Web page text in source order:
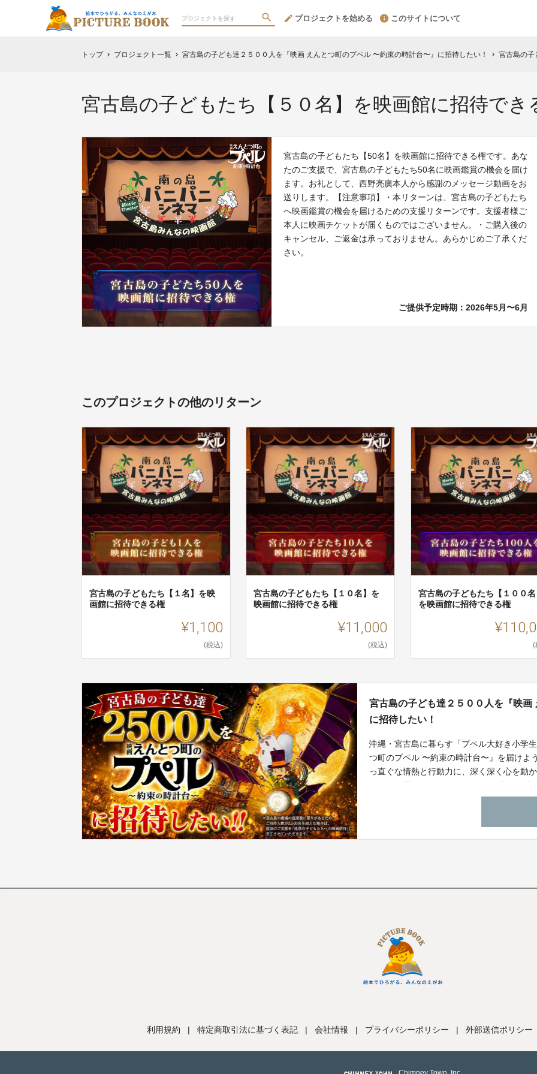
プロジェクトを始める このサイトについて
トップ chevron_right プロジェクト一覧 chevron_right 宮古島の子ども達２５００人を『映画 えんとつ町のプペル 〜約束の時計台〜』に招待したい！ chevron_right 宮古島の子
宮古島の子どもたち【５０名】を映画館に招待でき
宮古島の子どもたち【50名】を映画館に招待できる権です。あな
たのご支援で、宮古島の子どもたち50名に映画鑑賞の機会を届け
ます。お礼として、西野亮廣本人から感謝のメッセージ動画をお
送りします。【注意事項】・本リターンは、宮古島の子どもたち
へ映画鑑賞の機会を届けるための支援リターンです。支援者様ご
本人に映画チケットが届くものではございません。・ご購入後の
キャンセル、ご返金は承っておりません。あらかじめご了承くだ
さい。
ご提供予定時期：2026年5月〜6月
このプロジェクトの他のリターン
宮古島の子どもたち【１名】を映
画館に招待できる権
¥1,100
(税込)
宮古島の子どもたち【１０名】を
映画館に招待できる権
¥11,000
(税込)
宮古島の子どもたち【１００
を映画館に招待できる権
(
宮古島の子ども達２５００人を『映
に招待したい！
沖縄・宮古島に暮らす「プペル大好き小学
つ町のプペル 〜約束の時計台〜』を届け
っ直ぐな情熱と行動力に、深く深く心を動
利用規約 | 特定商取引法に基づく表記 | 会社情報 | プライバシーポリシー | 外部送信ポリシー